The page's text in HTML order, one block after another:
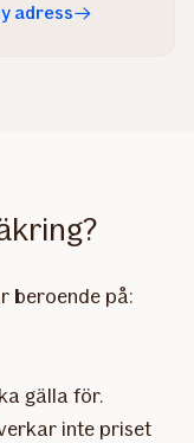
adress
beroende på:
gälla för.
inte priset